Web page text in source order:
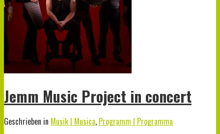
Jemm Music Project in concert
Geschrieben in Musik | Musica, Programm | Programma